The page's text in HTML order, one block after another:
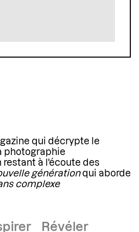
qui décrypte le
photographie
à l'écoute des
générationqui aborde
complexe
Révéler